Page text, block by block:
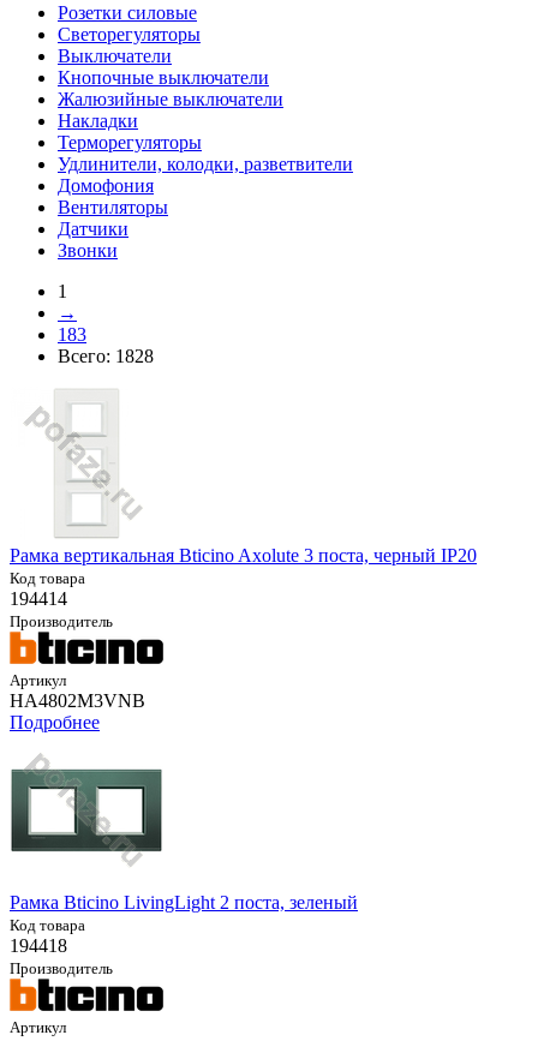
Розетки силовые
Светорегуляторы
Выключатели
Кнопочные выключатели
Жалюзийные выключатели
Накладки
Терморегуляторы
Удлинители, колодки, разветвители
Домофония
Вентиляторы
Датчики
Звонки
1
→
183
Всего: 1828
Рамка вертикальная Bticino Axolute 3 поста, черный IP20
Код товара
194414
Производитель
Артикул
HA4802M3VNB
Подробнее
Рамка Bticino LivingLight 2 поста, зеленый
Код товара
194418
Производитель
Артикул